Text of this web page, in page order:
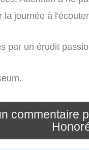
la journée à
par un érudit
commentaire